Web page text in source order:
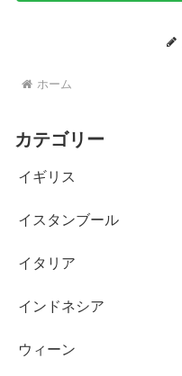
ホーム
カテゴリー
イギリス
イスタンブール
イタリア
インドネシア
ウィーン